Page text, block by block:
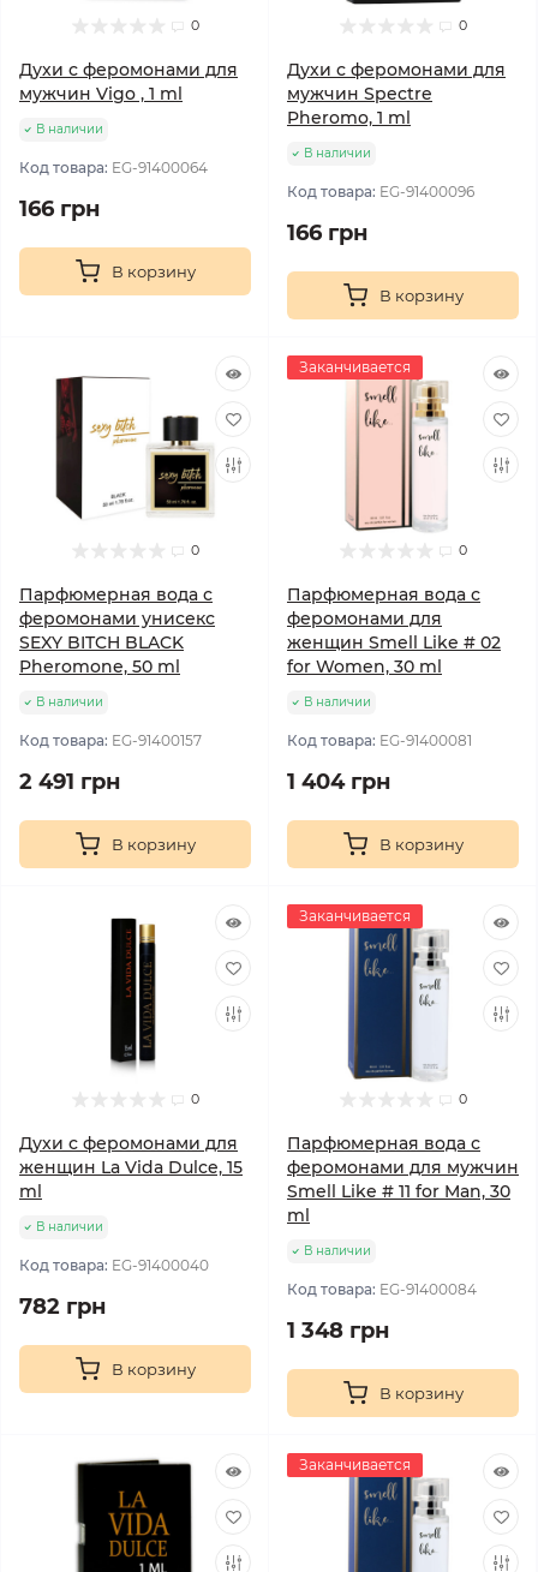
0
Духи с феромонами для
мужчин Vigo , 1 ml
В наличии
Код товара: EG-91400064
166 грн
В корзину
0
Духи с феромонами для
мужчин Spectre
Pheromo, 1 ml
В наличии
Код товара: EG-91400096
166 грн
В корзину
0
Парфюмерная вода с
феромонами унисекс
SEXY BITCH BLACK
Pheromone, 50 ml
В наличии
Код товара: EG-91400157
2 491 грн
В корзину
Заканчивается
0
Парфюмерная вода с
феромонами для
женщин Smell Like # 02
for Women, 30 ml
В наличии
Код товара: EG-91400081
1 404 грн
В корзину
0
Духи с феромонами для
женщин La Vida Dulce, 15
ml
В наличии
Код товара: EG-91400040
782 грн
В корзину
Заканчивается
0
Парфюмерная вода с
феромонами для мужчин
Smell Like # 11 for Man, 30
ml
В наличии
Код товара: EG-91400084
1 348 грн
В корзину
Заканчивается